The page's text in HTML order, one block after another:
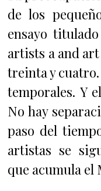
de los
ensayo
artists a and
treinta y
temporales. Y
No hay
paso del
artistas se
que acumula el